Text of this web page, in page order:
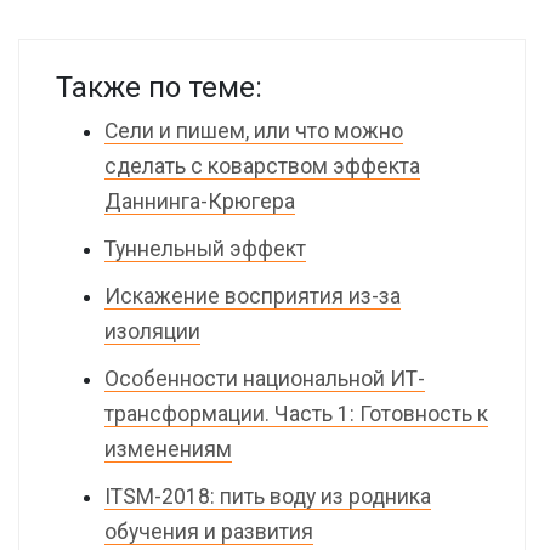
Также по теме:
Сели и пишем, или что можно
сделать с коварством эффекта
Даннинга-Крюгера
Туннельный эффект
Искажение восприятия из-за
изоляции
Особенности национальной ИТ-
трансформации. Часть 1: Готовность к
изменениям
ITSM-2018: пить воду из родника
обучения и развития